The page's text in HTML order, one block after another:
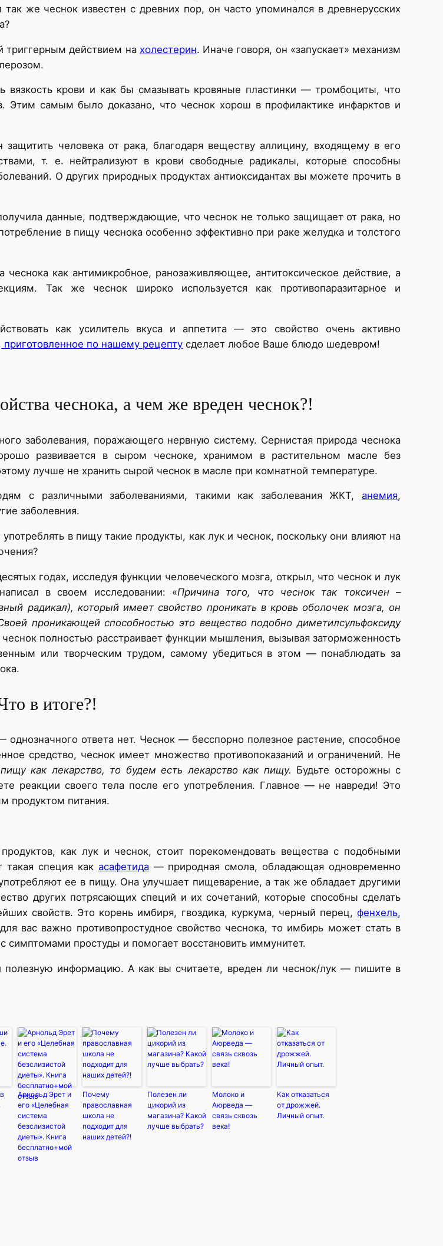
же чеснок известен с древних пор, он часто упоминался в древнерусских
триггерным действием на холестерин. Иначе говоря, он «запускает» механизм
крови и как бы смазывать кровяные пластинки — тромбоциты, что
Этим самым было доказано, что чеснок хорош в профилактике инфарктов и
человека от рака, благодаря веществу аллицину, входящему в его
т. е. нейтрализуют в крови свободные радикалы, которые способны
О других природных продуктах антиоксидантах вы можете прочить в
данные, подтверждающие, что чеснок не только защищает от рака, но
в пищу чеснока особенно эффективно при раке желудка и толстого
как антимикробное, ранозаживляющее, антитоксическое действие, а
Так же чеснок широко используется как противопаразитарное и
как усилитель вкуса и аппетита — это свойство очень активно
приготовленное по нашему рецепту сделает любое Ваше блюдо шедевром!
чеснока, а чем же вреден чеснок?!
заболевания, поражающего нервную систему. Сернистая природа чеснока
развивается в сыром чесноке, хранимом в растительном масле без
лучше не хранить сырой чеснок в масле при комнатной температуре.
с различными заболеваниями, такими как заболевания ЖКТ, анемия,
заболевния.
в пищу такие продукты, как лук и чеснок, поскольку они влияют на
годах, исследуя функции человеческого мозга, открыл, что чеснок и лук
в своем исследовании: «Причина того, что чеснок так токсичен –
радикал), который имеет свойство проникать в кровь оболочек мозга, он
проникающей способностью это вещество подобно диметилсульфоксиду
чеснок полностью расстраивает функции мышления, вызывая заторможенность
или творческим трудом, самому убедиться в этом — понаблюдать за
в итоге?!
ответа нет. Чеснок — бесспорно полезное растение, способное
средство, чеснок имеет множество противопоказаний и ограничений. Не
как лекарство, то будем есть лекарство как пищу. Будьте осторожны с
реакции своего тела после его употребления. Главное — не навреди! Это
продуктом питания.
как лук и чеснок, стоит порекомендовать вещества с подобными
такая специя как асафетида— природная смола, обладающая одновременно
ее в пищу. Она улучшает пищеварение, а так же обладает другими
других потрясающих специй и их сочетаний, которые способны сделать
свойств. Это корень имбиря, гвоздика, куркума, черный перец, фенхель,
вас важно противопростудное свойство чеснока, то имбирь может стать в
симптомами простуды и помогает восстановить иммунитет.
полезную информацию. А как вы считаете, вреден ли чеснок/лук — пишите в
Арнольд Эрет и
его «Целебная
система
безслизистой
диеты». Книга
бесплатно+мой
отзыв
Почему
православная
школа не
подходит для
наших детей?!
Полезен ли
цикорий из
магазина? Какой
лучше выбрать?
Молоко и
Аюрведа —
связь сквозь
века!
Как отказаться
от дрожжей.
Личный опыт.